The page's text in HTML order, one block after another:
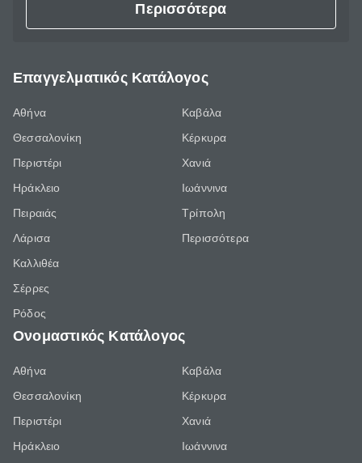
Περισσότερα
Επαγγελματικός Κατάλογος
Αθήνα
Θεσσαλονίκη
Περιστέρι
Ηράκλειο
Πειραιάς
Λάρισα
Καλλιθέα
Σέρρες
Ρόδος
Καβάλα
Κέρκυρα
Χανιά
Ιωάννινα
Τρίπολη
Περισσότερα
Ονομαστικός Κατάλογος
Αθήνα
Θεσσαλονίκη
Περιστέρι
Ηράκλειο
Καβάλα
Κέρκυρα
Χανιά
Ιωάννινα